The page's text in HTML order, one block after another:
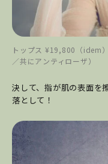
トップス ¥19,800（idem
／共にアンティローザ）
決して、指が肌の表面を
落として！